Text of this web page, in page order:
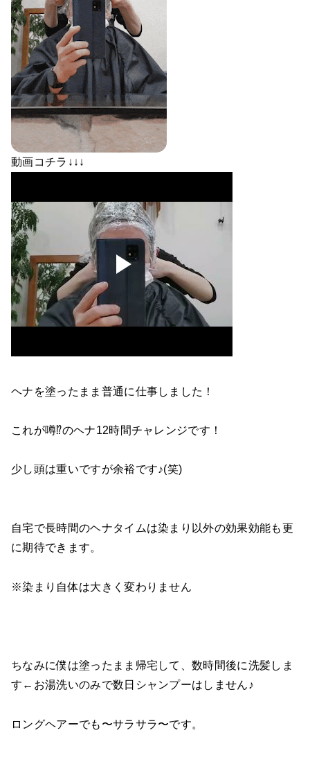
動画コチラ↓↓↓
ヘナを塗ったまま普通に仕事しました！
これが噂⁉のヘナ12時間チャレンジです！
少し頭は重いですが余裕です♪(笑)
自宅で長時間のヘナタイムは染まり以外の効果効能も更
に期待できます。
※染まり自体は大きく変わりません
ちなみに僕は塗ったまま帰宅して、数時間後に洗髪しま
す←お湯洗いのみで数日シャンプーはしません♪
ロングヘアーでも〜サラサラ〜です。